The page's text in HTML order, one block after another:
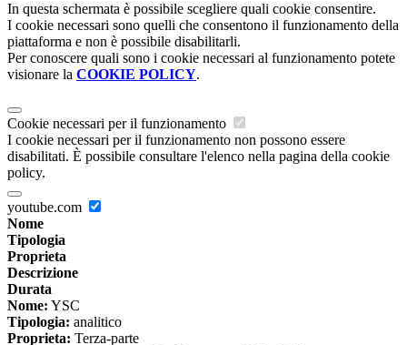
In questa schermata è possibile scegliere quali cookie consentire.
I cookie necessari sono quelli che consentono il funzionamento della
piattaforma e non è possibile disabilitarli.
Per conoscere quali sono i cookie necessari al funzionamento potete
visionare la COOKIE POLICY.
Cookie necessari per il funzionamento
I cookie necessari per il funzionamento non possono essere
disabilitati. È possibile consultare l'elenco nella pagina della cookie
policy.
youtube.com
Nome
Tipologia
Proprieta
Descrizione
Durata
Nome: YSC
Tipologia: analitico
Proprieta: Terza-parte